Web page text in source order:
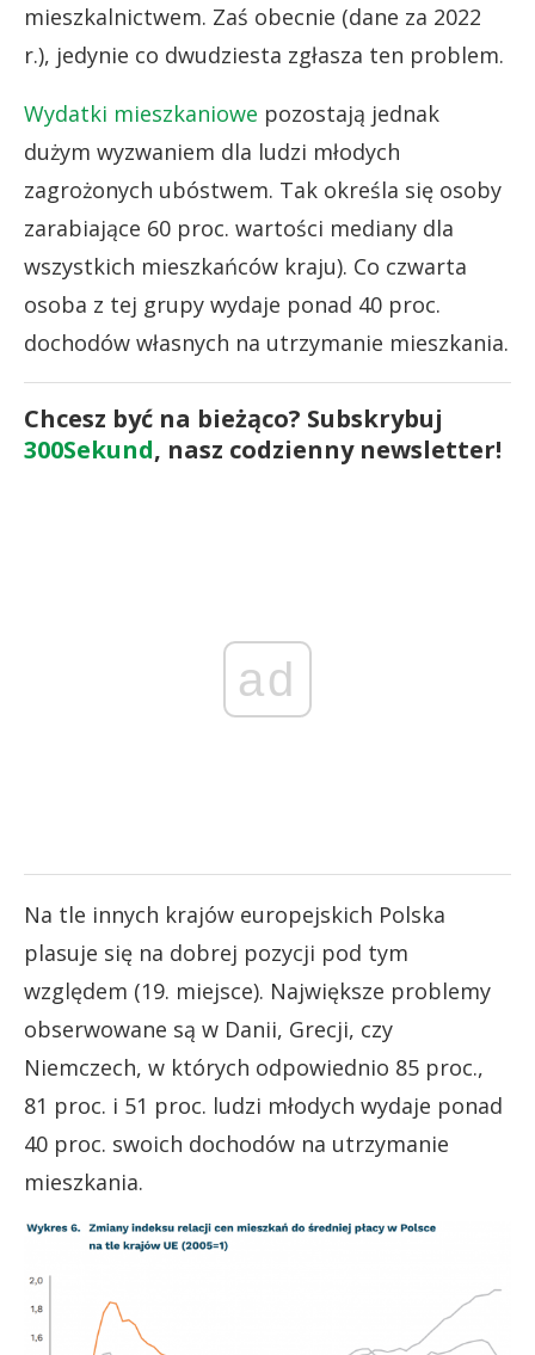
mieszkalnictwem. Zaś obecnie (dane za 2022
r.), jedynie co dwudziesta zgłasza ten problem.
Wydatki mieszkaniowe pozostają jednak
dużym wyzwaniem dla ludzi młodych
zagrożonych ubóstwem. Tak określa się osoby
zarabiające 60 proc. wartości mediany dla
wszystkich mieszkańców kraju). Co czwarta
osoba z tej grupy wydaje ponad 40 proc.
dochodów własnych na utrzymanie mieszkania.
Chcesz być na bieżąco? Subskrybuj
300Sekund, nasz codzienny newsletter!
ad
Na tle innych krajów europejskich Polska
plasuje się na dobrej pozycji pod tym
względem (19. miejsce). Największe problemy
obserwowane są w Danii, Grecji, czy
Niemczech, w których odpowiednio 85 proc.,
81 proc. i 51 proc. ludzi młodych wydaje ponad
40 proc. swoich dochodów na utrzymanie
mieszkania.